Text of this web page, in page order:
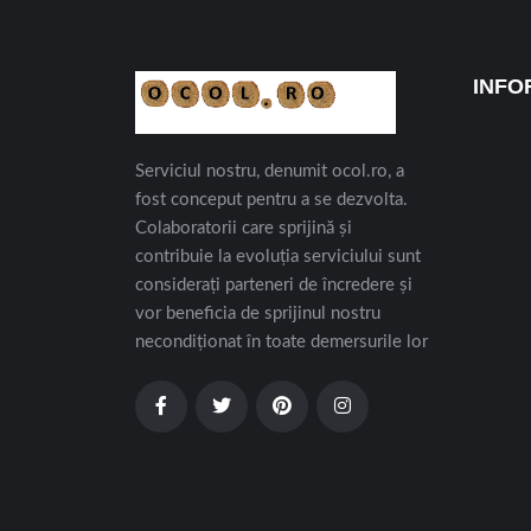
Serviciul nostru, denumit ocol.ro, a
fost conceput pentru a se dezvolta.
Colaboratorii care sprijină și
contribuie la evoluția serviciului sunt
considerați parteneri de încredere și
vor beneficia de sprijinul nostru
necondiționat în toate demersurile lor